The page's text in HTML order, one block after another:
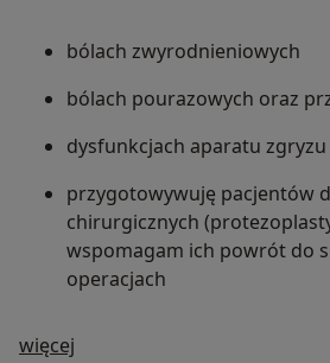
bólach zwyrodnieniowych
bólach pourazowych oraz
dysfunkcjach aparatu zgryzu
przygotowywuję pacjentów
chirurgicznych
wspomagam ich powrót do
operacjach
więcej